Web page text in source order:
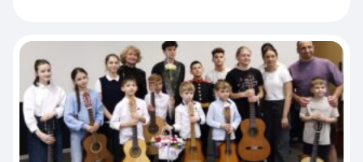
навыки, которые помогают стать эффективными,
конкурентоспособными, успешными членами
современного общества,…